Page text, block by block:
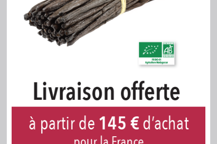
Aperçu rapide
Paillettes Extra Large
ARGENT - 1 g